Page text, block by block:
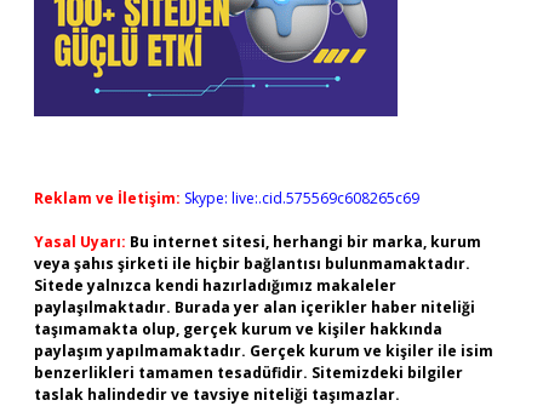
Reklam ve İletişim: Skype: live:.cid.575569c608265c69
Yasal Uyarı: Bu internet sitesi, herhangi bir marka, kurum
veya şahıs şirketi ile hiçbir bağlantısı bulunmamaktadır.
Sitede yalnızca kendi hazırladığımız makaleler
paylaşılmaktadır. Burada yer alan içerikler haber niteliği
taşımamakta olup, gerçek kurum ve kişiler hakkında
paylaşım yapılmamaktadır. Gerçek kurum ve kişiler ile isim
benzerlikleri tamamen tesadüfidir. Sitemizdeki bilgiler
taslak halindedir ve tavsiye niteliği taşımazlar.